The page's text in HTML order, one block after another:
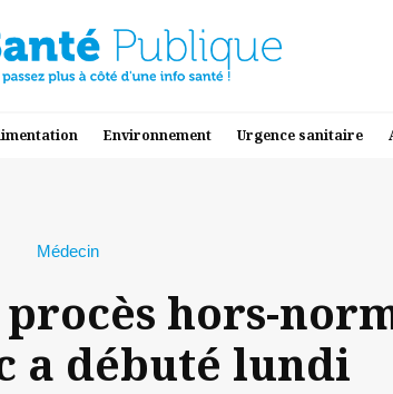
Environnement Urgence sanitaire
Médecin
hors-
a débuté lundi